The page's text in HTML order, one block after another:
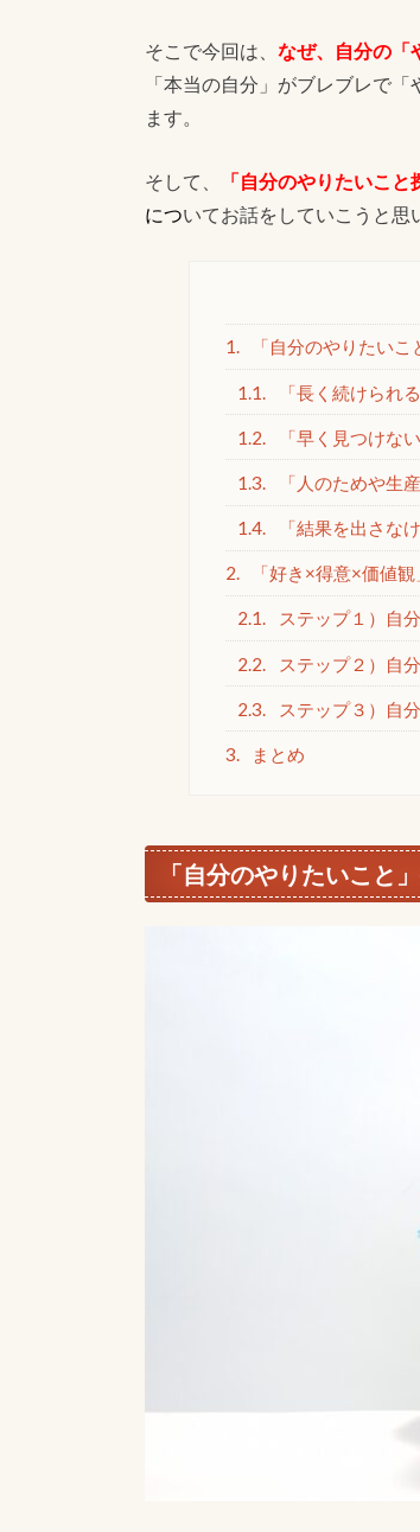
そこで今回は、 なぜ、自分の「
「本当の自分」がブレブレで
ます。
そして、
「自分のやりたいこ
についてお話をしていこうと思
1. 「自分のやりたい
1.1. 「長く続けられ
1.2. 「早く見つけな
1.3. 「人のためや生
1.4. 「結果を出さな
2. 「好き×得意×価値
2.1. ステップ１）自
2.2. ステップ２）自
2.3. ステップ３）自
3. まとめ
「自分のやりたいこと